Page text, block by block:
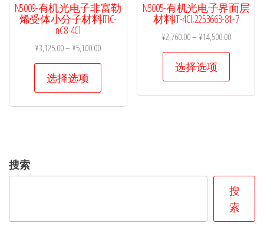
N5009-有机光电子非富勒
烯受体小分子材料ITIC-
nC8-4Cl
¥3,125.00– ¥5,100.00
选择选项
本
N5005-有机光电子界面层
材料IT-4Cl,2253663-81-7
¥2,760.00– ¥14,500.00
选择选项
本
体。
可
在
产
搜索
搜
索